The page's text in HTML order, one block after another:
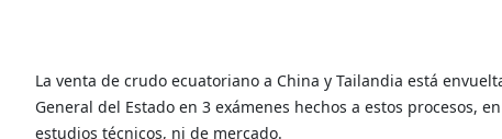
La venta de crudo ecuatoriano a China y Tailandia está
General del Estado en 3 exámenes hechos a estos procesos,
estudios técnicos, ni de mercado.